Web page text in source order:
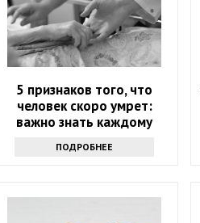
5 признаков того, что
человек скоро умрет:
важно знать каждому
ПОДРОБНЕЕ